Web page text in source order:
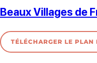
Beaux Villages de
TÉLÉCHARGER LE